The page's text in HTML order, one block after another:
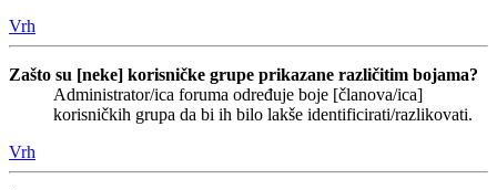
Vrh
Zašto su [neke] korisničke grupe prikazane različitim bojama?
Administrator/ica foruma određuje boje [članova/ica]
korisničkih grupa da bi ih bilo lakše identificirati/razlikovati.
Vrh